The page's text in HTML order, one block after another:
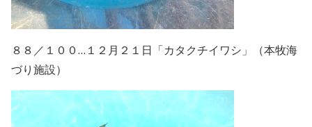
８８／１００…１２月２１日「カタクチイワシ」（本牧海
づり施設）